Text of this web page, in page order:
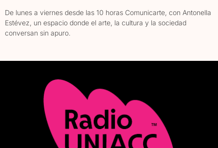
De lunes a viernes desde las 10 horas Comunicarte, con Antonella
Estévez, un espacio donde el arte, la cultura y la sociedad
conversan sin apuro.